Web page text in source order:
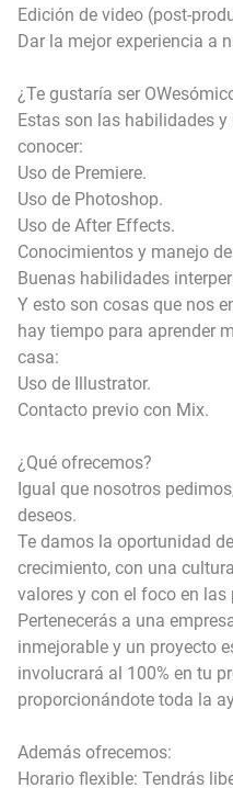
Edición de video (post-
Dar la mejor experiencia a
¿Te gustaría ser
Estas son las habilidades
conocer:
Uso de Premiere.
Uso de Photoshop.
Uso de After Effects.
Conocimientos y manejo
Buenas habilidades
Y esto son cosas que nos
hay tiempo para aprender
casa:
Uso de Illustrator.
Contacto previo con Mix.
¿Qué ofrecemos?
Igual que nosotros
deseos.
Te damos la oportunidad
crecimiento, con una
valores y con el foco en las
Pertenecerás a una
inmejorable y un proyecto
involucrará al 100% en tu
proporcionándote toda la
Además ofrecemos:
Horario flexible: Tendrás